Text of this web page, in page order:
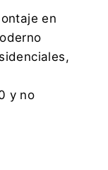
Góry
en
y no